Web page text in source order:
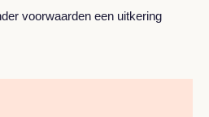
voorwaarden een uitkering